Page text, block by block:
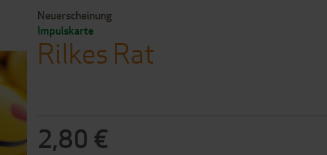
Neuerscheinung
Impulskarte
Rilkes Rat
2,80 €